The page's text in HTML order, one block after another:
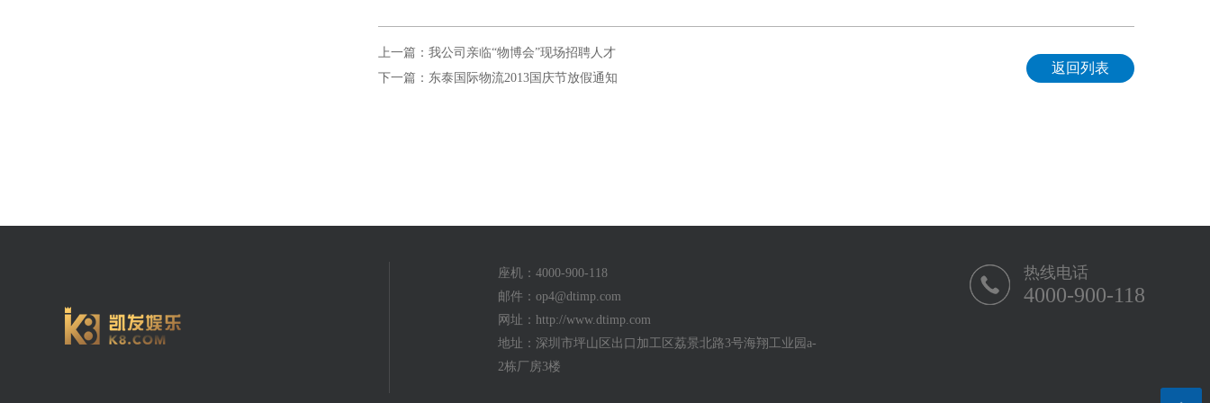
上一篇：我公司亲临“物博会”现场招聘人才
下一篇：东泰国际物流2013国庆节放假通知
返回列表
座机：4000-900-118
邮件： op4@dtimp.com
网址：http://www.dtimp.com
地址：深圳市坪山区出口加工区荔景北路3号海翔工业园a-
2栋厂房3楼
热线电话
4000-900-118